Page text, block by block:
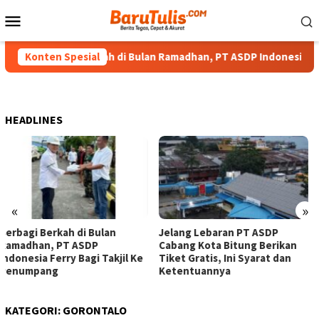
ke
Mobile
Konten Spesial
Berbagi Berkah di Bulan Ramadhan, PT ASDP Indonesia Ferry
HEADLINES
« »
Jelang Lebaran PT ASDP
Cabang Kota Bitung Berikan
Tiket Gratis, Ini Syarat dan
Ketentuannya
Kodaeral VIII Gagalkan 1,4 Ton
Cianida di Perairan Sulawesi
KATEGORI: GORONTALO